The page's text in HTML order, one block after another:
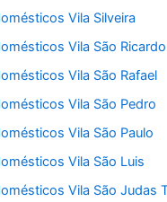
Vila Silveira
Vila São Ricardo
Vila São Rafael
Vila São Pedro
Vila São Paulo
Vila São Luis
Vila São Judas